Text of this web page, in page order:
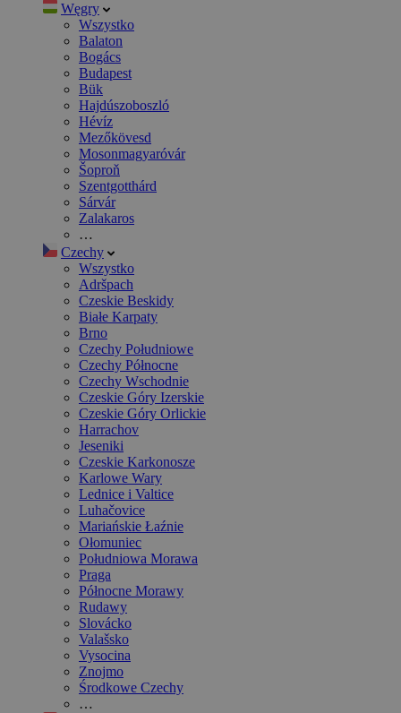
Węgry
Wszystko
Balaton
Bogács
Budapest
Bük
Hajdúszoboszló
Hévíz
Mezőkövesd
Mosonmagyaróvár
Šoproň
Szentgotthárd
Sárvár
Zalakaros
…
Czechy
Wszystko
Adršpach
Czeskie Beskidy
Białe Karpaty
Brno
Czechy Południowe
Czechy Północne
Czechy Wschodnie
Czeskie Góry Izerskie
Czeskie Góry Orlickie
Harrachov
Jeseniki
Czeskie Karkonosze
Karlowe Wary
Lednice i Valtice
Luhačovice
Mariańskie Łaźnie
Ołomuniec
Południowa Morawa
Praga
Północne Morawy
Rudawy
Slovácko
Valašsko
Vysocina
Znojmo
Środkowe Czechy
…